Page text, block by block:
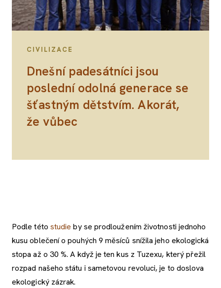
CIVILIZACE
Dnešní padesátníci jsou
poslední odolná generace se
šťastným dětstvím. Akorát,
že vůbec
Podle této studie by se prodloužením životnosti jednoho
kusu oblečení o pouhých 9 měsíců snížila jeho ekologická
stopa až o 30 %. A když je ten kus z Tuzexu, který přežil
rozpad našeho státu i sametovou revoluci, je to doslova
ekologický zázrak.